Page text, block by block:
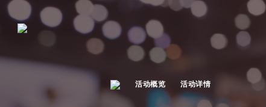
活动概览 活动详情